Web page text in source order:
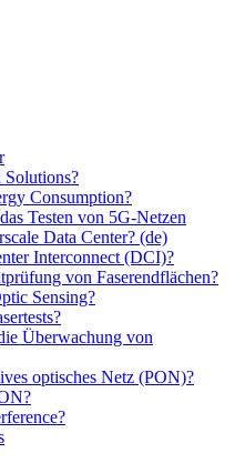
Solutions?
Consumption?
Testen von 5G-Netzen
Data Center? (de)
Interconnect (DCI)?
von Faserendflächen?
Sensing?
Überwachung von
optisches Netz (PON)?